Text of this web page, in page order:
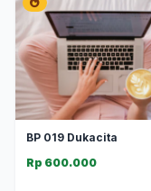
BP 019 Dukacita
Rp 600.000